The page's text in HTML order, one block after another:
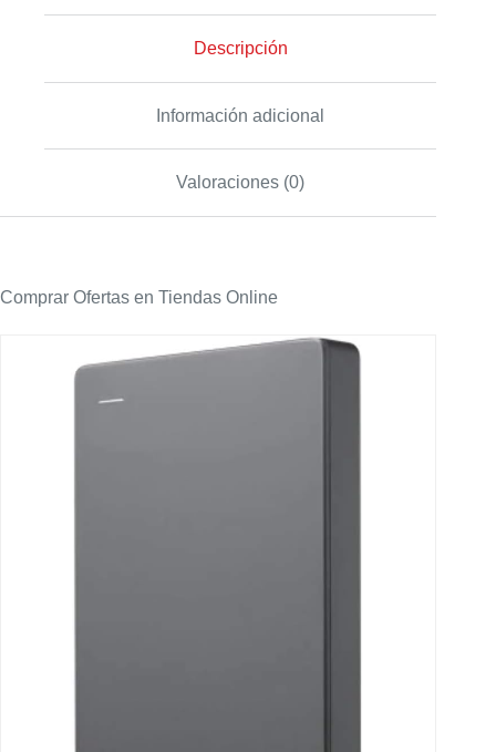
Descripción
Información adicional
Valoraciones (0)
Comprar Ofertas en Tiendas Online